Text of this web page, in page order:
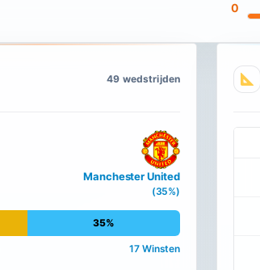
0
49 wedstrijden
Manchester United
(35%)
35%
17 Winsten